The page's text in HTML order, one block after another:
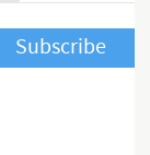
Subscribe